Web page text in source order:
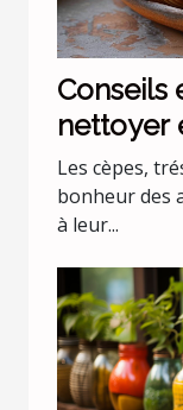
Conseils
nettoyer
Les cèpes,
bonheur des
à leur...